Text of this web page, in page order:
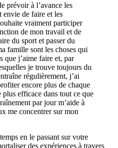
prévoir à l’avance les
envie de faire et les
vraiment participer
de mon travail et de
du sport et passer du
famille sont les choses qui
que j’aime faire et, par
je trouve toujours du
régulièrement, j’ai
encore plus de chaque
plus efficace dans tout ce que
par jour m’aide à
me concentrer sur mon
en le passant sur votre
des expériences à travers